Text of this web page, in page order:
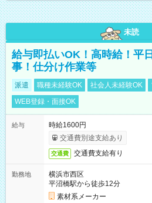
未読
給与即払いOK！高時給！平
事！仕分け作業等
派遣 職種未経験OK 社会人未経験OK
WEB登録・面接OK
給与
時給1600円
交通費別途支給あり
交通費 交通費支給有り
勤務地
横浜市西区
平沼橋駅から徒歩12分
素材系メーカー